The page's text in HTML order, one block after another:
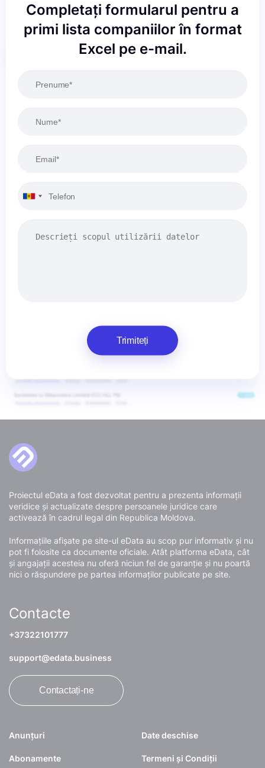
Aplicați
Completați formularul pentru a
primi lista companiilor în format
Excel pe e-mail.
Trimiteți
Proiectul eData a fost dezvoltat pentru a prezenta informații
veridice și actualizate despre persoanele juridice care
activează în cadrul legal din Republica Moldova.
Informațiile afișate pe site-ul eData au scop pur informativ și nu
pot fi folosite ca documente oficiale. Atât platforma eData, cât
și angajații acesteia nu oferă niciun fel de garanție și nu poartă
nici o răspundere pe partea informaților publicate pe site.
Anunțuri
Abonamente
Date deschise
Termeni și Condiții
Contacte
+37322101777
support@edata.business
Contactați-ne